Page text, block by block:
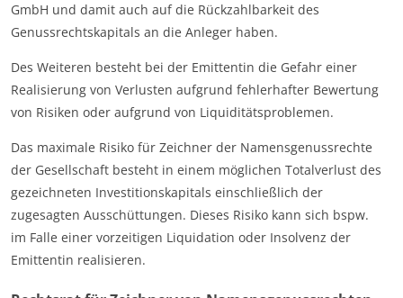
GmbH und damit auch auf die Rückzahlbarkeit des
Genussrechtskapitals an die Anleger haben.
Des Weiteren besteht bei der Emittentin die Gefahr einer
Realisierung von Verlusten aufgrund fehlerhafter Bewertung
von Risiken oder aufgrund von Liquiditätsproblemen.
Das maximale Risiko für Zeichner der Namensgenussrechte
der Gesellschaft besteht in einem möglichen Totalverlust des
gezeichneten Investitionskapitals einschließlich der
zugesagten Ausschüttungen. Dieses Risiko kann sich bspw.
im Falle einer vorzeitigen Liquidation oder Insolvenz der
Emittentin realisieren.